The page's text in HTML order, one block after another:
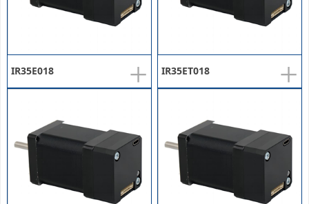
+
IR35E018 +
IR35ET018